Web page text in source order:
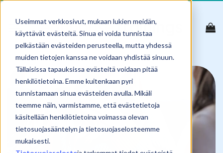
Useimmat verkkosivut, mukaan lukien meidän,
käyttävät evästeitä. Sinua ei voida tunnistaa
pelkästään evästeiden perusteella, mutta yhdessä
muiden tietojen kanssa ne voidaan yhdistää sinuun.
Tällaisissa tapauksissa evästeitä voidaan pitää
henkilötietoina. Emme kuitenkaan pyri
tunnistamaan sinua evästeiden avulla. Mikäli
teemme näin, varmistamme, että evästetietoja
käsitellään henkilötietoina voimassa olevan
tietosuojasääntelyn ja tietosuojaselosteemme
mukaisesti.
Skip
content